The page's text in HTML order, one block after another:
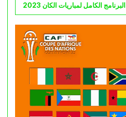
البرنامج الكامل لمباريات الكان 2023